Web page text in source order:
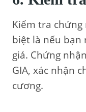
Kiểm tra chứng
biệt là nếu bạn
giá. Chứng
GIA, xác nhận
cương.